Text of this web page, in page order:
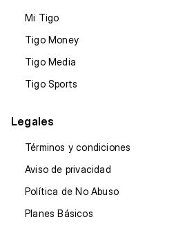
Mi Tigo
Tigo Money
Tigo Media
Tigo Sports
Legales
Términos y condiciones
Aviso de privacidad
Política de No Abuso
Planes Básicos